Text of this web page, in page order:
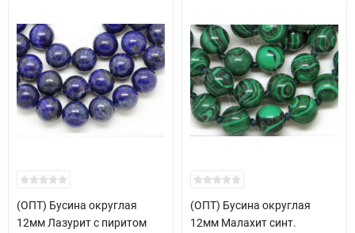
(ОПТ) Бусина округлая
12мм Лазурит с пиритом
(ОПТ) Бусина округлая
12мм Малахит синт.